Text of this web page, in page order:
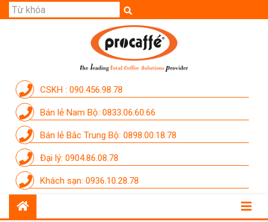
CSKH : 090.456.98.78
Bán lẻ Nam Bộ: 0833.06.60.66
Bán lẻ Bắc Trung Bộ: 0898.00.18.78
Đại lý: 0904.86.08.78
Khách sạn: 0936.10.28.78
DỊCH VỤ
CẨM NANG
THÀNH VIÊN PROCAFFE
KHUYẾN MÃI
SỰ KIỆN THƯƠNG HIỆU
LIÊN HỆ